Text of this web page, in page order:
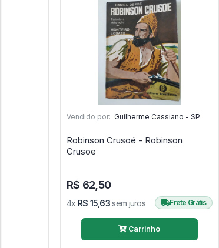
Vendido por: Guilherme Cassiano - SP
Robinson Crusoé - Robinson
Crusoe
R$ 62,50
4x R$ 15,63sem juros Frete Grátis
Carrinho